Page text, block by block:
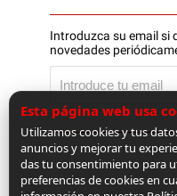
Introduzca su email si
novedades
Esta página web usa
Utilizamos cookies y tus
anuncios y mejorar tu
das tu consentimiento para
preferencias de cookies en